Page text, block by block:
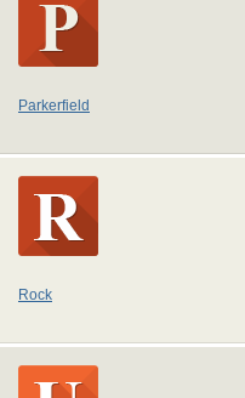
Parkerfield
Rock